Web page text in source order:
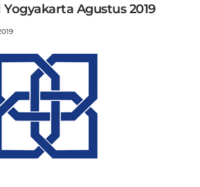
Agustus 2019